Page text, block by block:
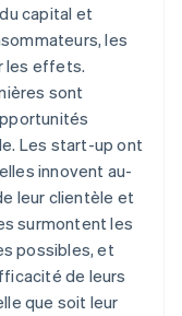
capital et
les
les effets.
sont
Les start-up ont
innovent au-
leur clientèle et
surmontent les
possibles, et
de leurs
que soit leur